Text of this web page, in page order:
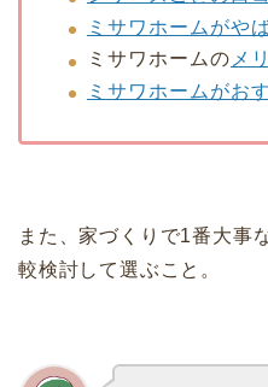
ミサワホームがや
ミサワホームの メ
ミサワホームがお
また、家づくりで1番大事
較検討して選ぶこと。